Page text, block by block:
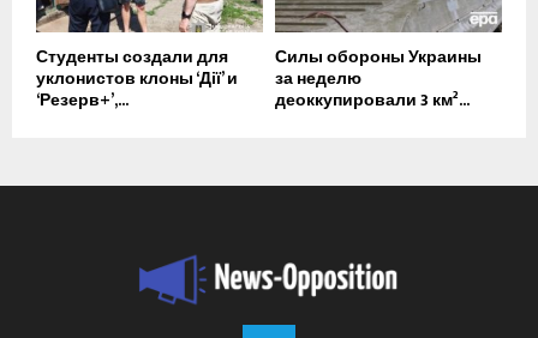
Студенты создали для
уклонистов клоны ‘Дії’ и
‘Резерв+’,...
Силы обороны Украины
за неделю
деоккупировали 3 км²...